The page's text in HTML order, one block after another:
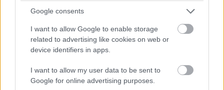
Google consents
I want to allow Google to enable storage
related to advertising like cookies on web or
device identifiers in apps.
I want to allow my user data to be sent to
Google for online advertising purposes.
Computerworld |2016 július 25. 09:00
Kiberterroristák és hacktivisták is célba
a támadás fokozott veszélye fenyegeti, akik
nem utaznak Rio de Janeiróba.